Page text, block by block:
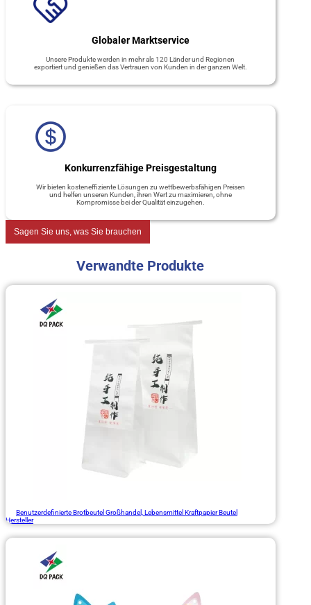
Globaler Marktservice
Unsere Produkte werden in mehr als 120 Länder und Regionen
exportiert und genießen das Vertrauen von Kunden in der ganzen Welt.
Konkurrenzfähige Preisgestaltung
Wir bieten kosteneffiziente Lösungen zu wettbewerbsfähigen Preisen
und helfen unseren Kunden, ihren Wert zu maximieren, ohne
Kompromisse bei der Qualität einzugehen.
Sagen Sie uns, was Sie brauchen
Verwandte Produkte
Benutzerdefinierte Brotbeutel Großhandel, Lebensmittel Kraftpapier Beutel
Hersteller